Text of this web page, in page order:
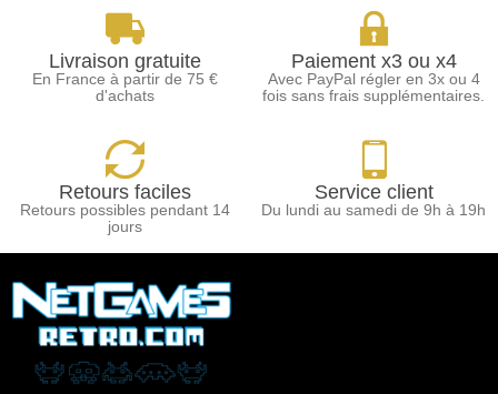
Livraison gratuite
En France à partir de 75 €
d'achats
Paiement x3 ou x4
Avec PayPal régler en 3x ou 4
fois sans frais supplémentaires.
Retours faciles
Retours possibles pendant 14
jours
Service client
Du lundi au samedi de 9h à 19h